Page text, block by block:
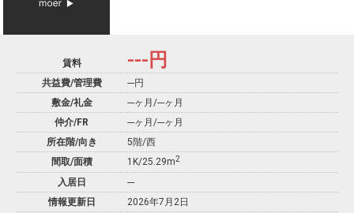
賃料 --- 円
共益費/管理費
---円
敷金/礼金
---ヶ月 /---ヶ月
仲介/FR
---ヶ月 /---ヶ月
所在階/向き
5階/西
間取/面積
1K/25.29m2
入居日
---
情報更新日
2026年7月2日